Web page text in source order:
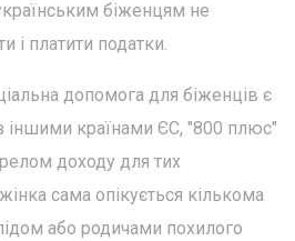
біженцям не
і платити податки.
допомога для біженців є
іншими країнами ЄС, "800 плюс"
доходу для тих
сама опікується кількома
або родичами похилого